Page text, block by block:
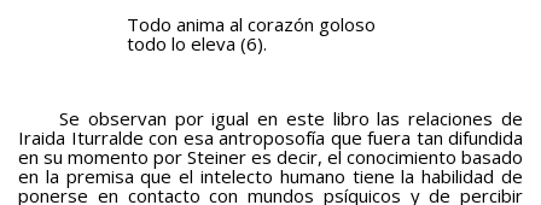
Todo anima al corazón goloso
todo lo eleva (6).
Se observan por igual en este libro las relaciones de
Iraida Iturralde con esa antroposofía que fuera tan difundida
en su momento por Steiner es decir, el conocimiento basado
en la premisa que el intelecto humano tiene la habilidad de
ponerse en contacto con mundos psíquicos y de percibir